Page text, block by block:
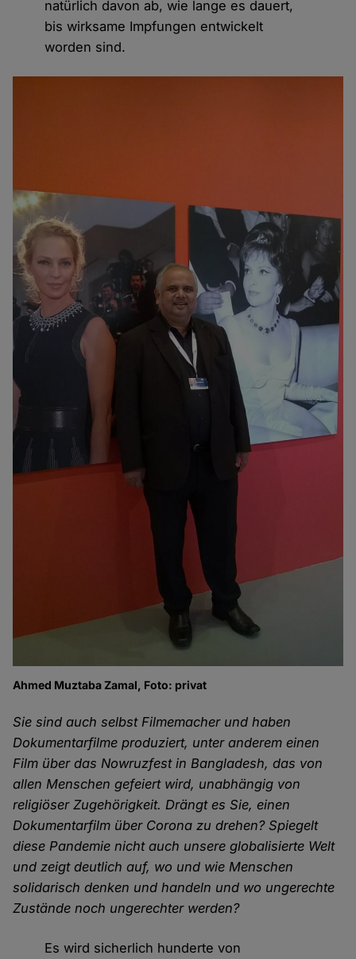
natürlich davon ab, wie lange es dauert,
bis wirksame Impfungen entwickelt
worden sind.
Ahmed Muztaba Zamal, Foto: privat
Sie sind auch selbst Filmemacher und haben
Dokumentarfilme produziert, unter anderem einen
Film über das Nowruzfest in Bangladesh, das von
allen Menschen gefeiert wird, unabhängig von
religiöser Zugehörigkeit. Drängt es Sie, einen
Dokumentarfilm über Corona zu drehen? Spiegelt
diese Pandemie nicht auch unsere globalisierte Welt
und zeigt deutlich auf, wo und wie Menschen
solidarisch denken und handeln und wo ungerechte
Zustände noch ungerechter werden?
Es wird sicherlich hunderte von